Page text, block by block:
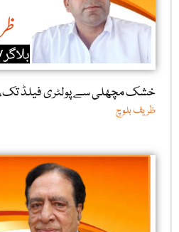
خشک مچھلی سے پولٹری فیلڈ تک،
ظریف بلوچ